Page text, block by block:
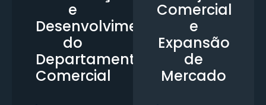
e
Desenvolvimento
do
Departamento
Comercial
Comercial
e
Expansão
de
Mercado